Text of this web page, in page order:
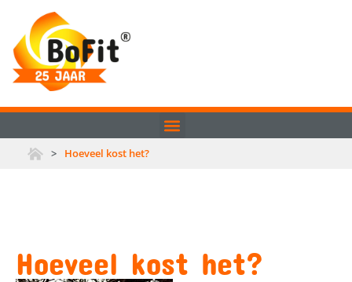
> Hoeveel kost het?
Hoeveel kost het?